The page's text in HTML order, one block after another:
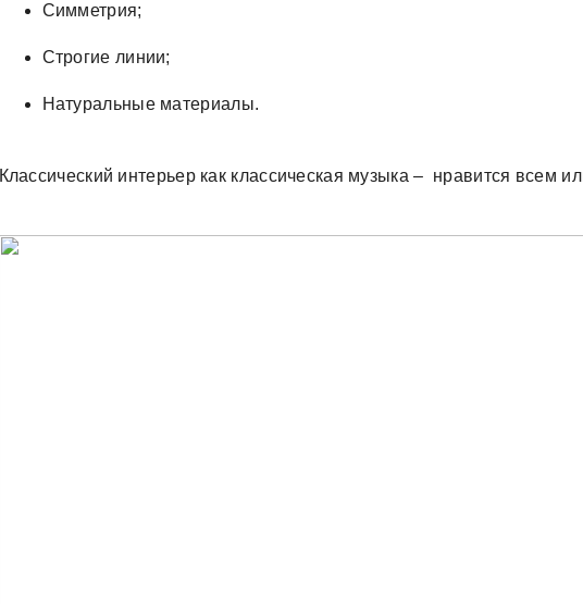
Симметрия;
Строгие линии;
Натуральные материалы.
Классический интерьер как классическая музыка – нравится всем